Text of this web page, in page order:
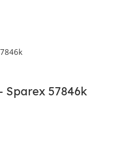
Sparex 57846k